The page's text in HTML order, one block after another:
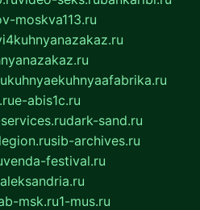
moskva113.ru
kuhnyaekuhnyaafabrika.ru
e-abis1c.ru
dark-sand.ru
sib-archives.ru
venda-festival.ru
msk.ru1-mus.ru